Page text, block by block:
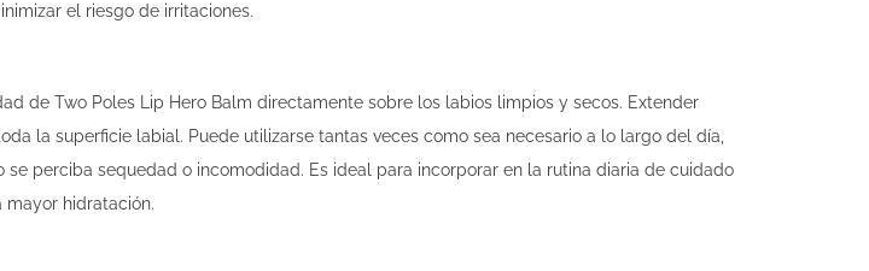
el riesgo de irritaciones.
de Two Poles Lip Hero Balm directamente sobre los labios limpios y secos. Extender
la superficie labial. Puede utilizarse tantas veces como sea necesario a lo largo del día,
perciba sequedad o incomodidad. Es ideal para incorporar en la rutina diaria de cuidado
hidratación.